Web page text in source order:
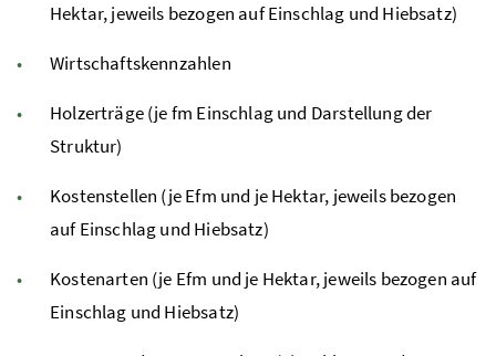
Hektar, jeweils bezogen auf Einschlag und Hiebsatz)
Wirtschaftskennzahlen
Holzerträge (jefm Einschlag und Darstellung der
Struktur)
Kostenstellen (jeEfm und je Hektar, jeweils bezogen
auf Einschlag und Hiebsatz)
Kostenarten (je Efm und je Hektar, jeweils bezogen auf
Einschlag und Hiebsatz)